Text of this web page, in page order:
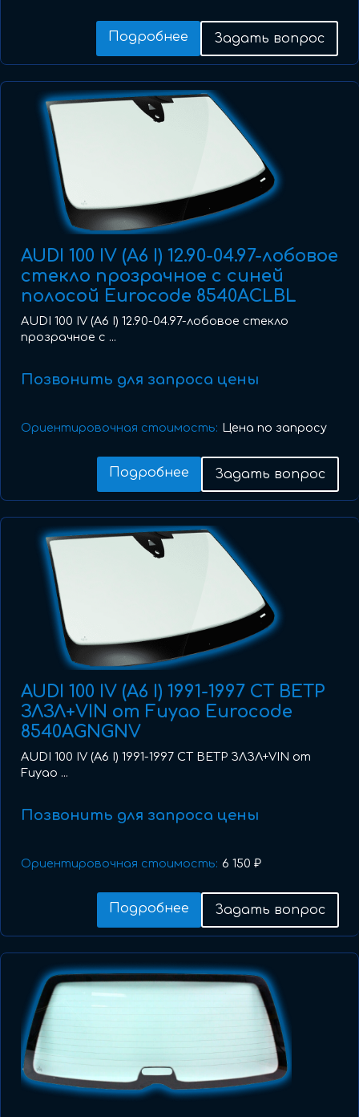
Подробнее Задать вопрос
AUDI 100 IV (A6 I) 12.90-04.97-лобовое
стекло прозрачное с синей
полосой Eurocode 8540ACLBL
AUDI 100 IV (A6 I) 12.90-04.97-лобовое стекло
прозрачное с ...
Позвонить для запроса цены
Ориентировочная стоимость: Цена по запросу
Подробнее Задать вопрос
AUDI 100 IV (A6 I) 1991-1997 СТ ВЕТР
ЗЛЗЛ+VIN от Fuyao Eurocode
8540AGNGNV
AUDI 100 IV (A6 I) 1991-1997 СТ ВЕТР ЗЛЗЛ+VIN от
Fuyao ...
Позвонить для запроса цены
Ориентировочная стоимость: 6 150 ₽
Подробнее Задать вопрос